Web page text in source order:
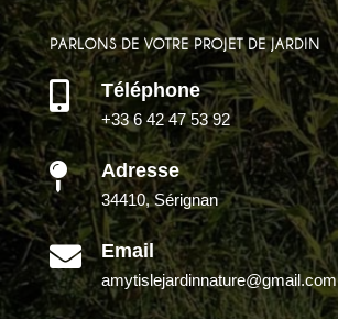
PARLONS DE VOTRE PROJET DE JARDIN
 Téléphone
+33 6 42 47 53 92
 Adresse
34410, Sérignan
 Email
amytislejardinnature@gmail.com